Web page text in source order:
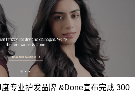
专业护发品牌 &Done宣布完成 300